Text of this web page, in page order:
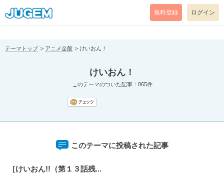
[pear_error: message="Success" code=0 mode=return level=notice
prefix="" info=""]
無料登録 ログイン
テーマトップ アニメ全般 けいおん！
けいおん！
このテーマのついた記事：865件
このテーマに投稿された記事
［けいおん!!（第１３話残...